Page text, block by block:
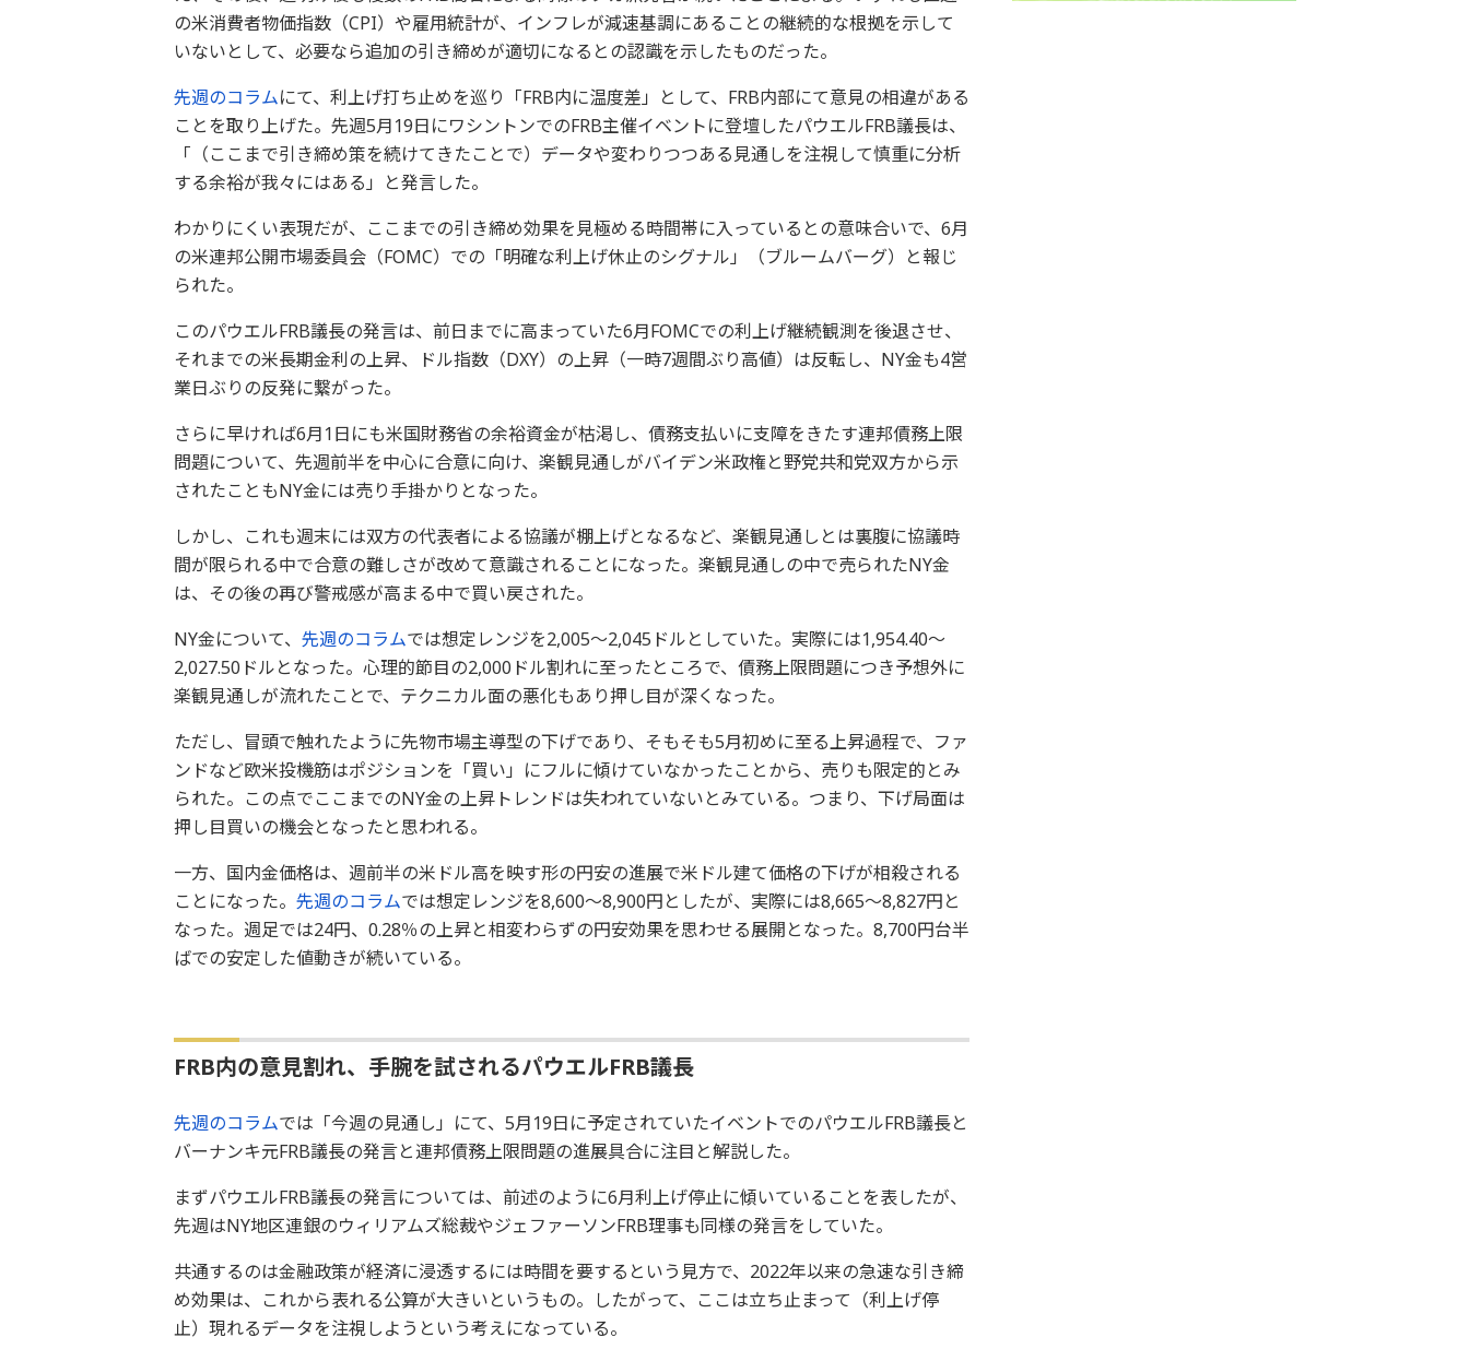
の米消費者物価指数（CPI）や雇用統計が、インフレが減速基調にあることの継続的な根拠を示して
いないとして、必要なら追加の引き締めが適切になるとの認識を示したものだった。
先週のコラムにて、利上げ打ち止めを巡り「FRB内に温度差」として、FRB内部にて意見の相違がある
ことを取り上げた。先週5月19日にワシントンでのFRB主催イベントに登壇したパウエルFRB議長は、
「（ここまで引き締め策を続けてきたことで）データや変わりつつある見通しを注視して慎重に分析
する余裕が我々にはある」と発言した。
わかりにくい表現だが、ここまでの引き締め効果を見極める時間帯に入っているとの意味合いで、6月
の米連邦公開市場委員会（FOMC）での「明確な利上げ休止のシグナル」（ブルームバーグ）と報じ
られた。
このパウエルFRB議長の発言は、前日までに高まっていた6月FOMCでの利上げ継続観測を後退させ、
それまでの米長期金利の上昇、ドル指数（DXY）の上昇（一時7週間ぶり高値）は反転し、NY金も4営
業日ぶりの反発に繋がった。
さらに早ければ6月1日にも米国財務省の余裕資金が枯渇し、債務支払いに支障をきたす連邦債務上限
問題について、先週前半を中心に合意に向け、楽観見通しがバイデン米政権と野党共和党双方から示
されたこともNY金には売り手掛かりとなった。
しかし、これも週末には双方の代表者による協議が棚上げとなるなど、楽観見通しとは裏腹に協議時
間が限られる中で合意の難しさが改めて意識されることになった。楽観見通しの中で売られたNY金
は、その後の再び警戒感が高まる中で買い戻された。
NY金について、 先週のコラムでは想定レンジを2,005～2,045ドルとしていた。実際には1,954.40～
2,027.50ドルとなった。心理的節目の2,000ドル割れに至ったところで、債務上限問題につき予想外に
楽観見通しが流れたことで、テクニカル面の悪化もあり押し目が深くなった。
ただし、冒頭で触れたように先物市場主導型の下げであり、そもそも5月初めに至る上昇過程で、ファ
ンドなど欧米投機筋はポジションを「買い」にフルに傾けていなかったことから、売りも限定的とみ
られた。この点でここまでのNY金の上昇トレンドは失われていないとみている。つまり、下げ局面は
押し目買いの機会となったと思われる。
一方、国内金価格は、週前半の米ドル高を映す形の円安の進展で米ドル建て価格の下げが相殺される
ことになった。 先週のコラムでは想定レンジを8,600～8,900円としたが、実際には8,665～8,827円と
なった。週足では24円、0.28％の上昇と相変わらずの円安効果を思わせる展開となった。8,700円台半
ばでの安定した値動きが続いている。
FRB内の意見割れ、手腕を試されるパウエルFRB議長
先週のコラムでは「今週の見通し」にて、5月19日に予定されていたイベントでのパウエルFRB議長と
バーナンキ元FRB議長の発言と連邦債務上限問題の進展具合に注目と解説した。
まずパウエルFRB議長の発言については、前述のように6月利上げ停止に傾いていることを表したが、
先週はNY地区連銀のウィリアムズ総裁やジェファーソンFRB理事も同様の発言をしていた。
共通するのは金融政策が経済に浸透するには時間を要するという見方で、2022年以来の急速な引き締
め効果は、これから表れる公算が大きいというもの。したがって、ここは立ち止まって（利上げ停
止）現れるデータを注視しようという考えになっている。